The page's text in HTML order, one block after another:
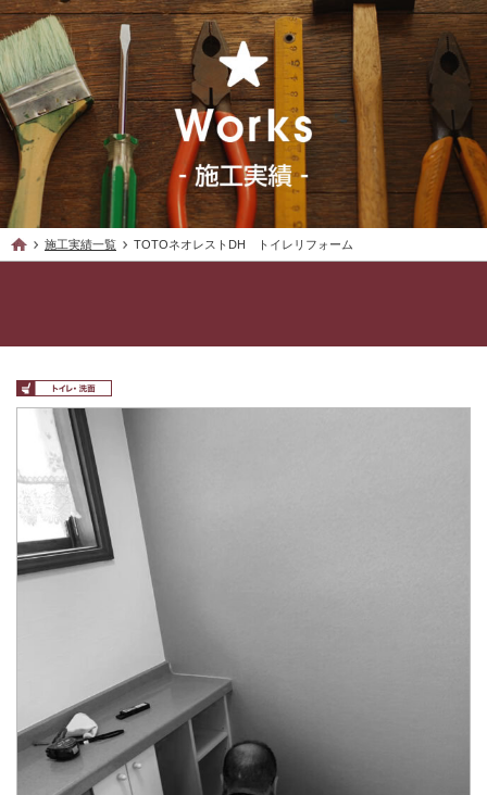
施工実績一覧 TOTOネオレストDH トイレリフォーム